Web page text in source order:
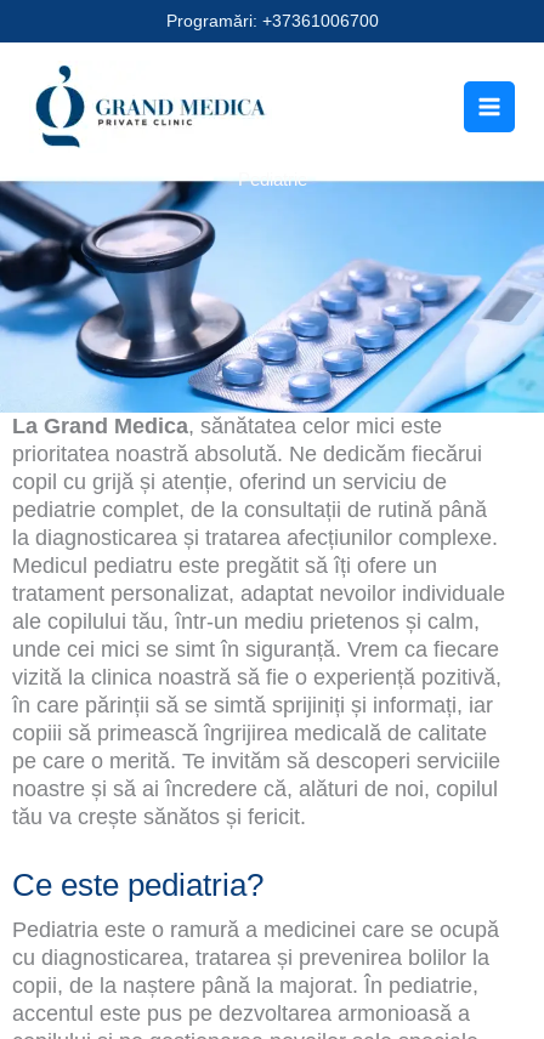
to
Programări: +37361006700
Pediatrie
La Grand Medica, sănătatea celor mici este
prioritatea noastră absolută. Ne dedicăm fiecărui
copil cu grijă și atenție, oferind un serviciu de
pediatrie complet, de la consultații de rutină până
la diagnosticarea și tratarea afecțiunilor complexe.
Medicul pediatru este pregătit să îți ofere un
tratament personalizat, adaptat nevoilor individuale
ale copilului tău, într-un mediu prietenos și calm,
unde cei mici se simt în siguranță. Vrem ca fiecare
vizită la clinica noastră să fie o experiență pozitivă,
în care părinții să se simtă sprijiniți și informați, iar
copiii să primească îngrijirea medicală de calitate
pe care o merită. Te invităm să descoperi serviciile
noastre și să ai încredere că, alături de noi, copilul
tău va crește sănătos și fericit.
Ce este pediatria?
Pediatria este o ramură a medicinei care se ocupă
cu diagnosticarea, tratarea și prevenirea bolilor la
copii, de la naștere până la majorat. În pediatrie,
accentul este pus pe dezvoltarea armonioasă a